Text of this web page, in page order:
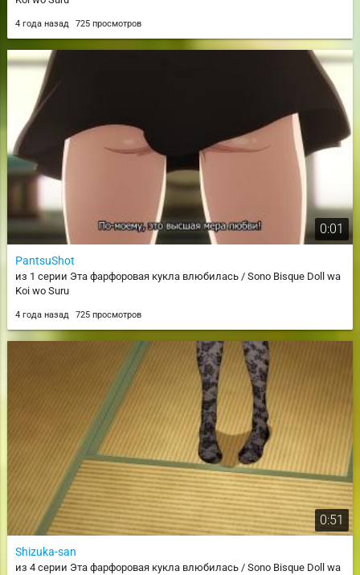
4 года назад 725 просмотров
0:01
PantsuShot
из 1 серии Эта фарфоровая кукла влюбилась / Sono Bisque Doll wa
Koi wo Suru
4 года назад 725 просмотров
0:51
Shizuka-san
из 4 серии Эта фарфоровая кукла влюбилась / Sono Bisque Doll wa